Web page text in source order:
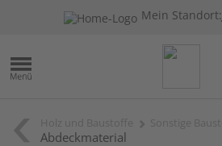
Mein Standort:
Abdeckmaterial